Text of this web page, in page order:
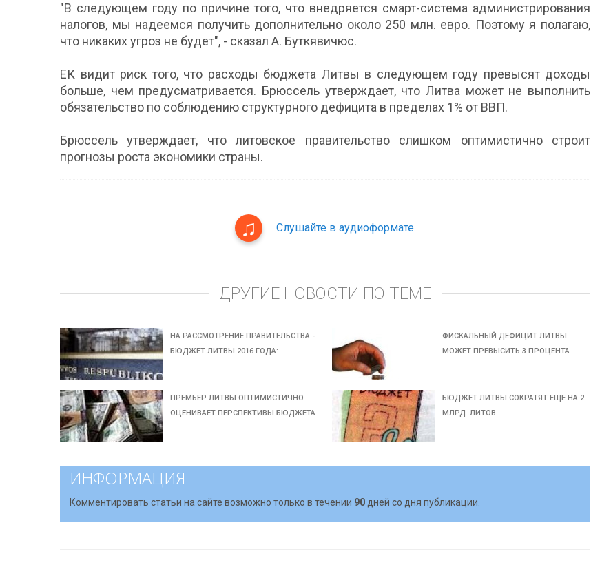
"В следующем году по причине того, что внедряется смарт-система администрирования
налогов, мы надеемся получить дополнительно около 250 млн. евро. Поэтому я полагаю,
что никаких угроз не будет", - сказал А. Буткявичюс.
ЕК видит риск того, что расходы бюджета Литвы в следующем году превысят доходы
больше, чем предусматривается. Брюссель утверждает, что Литва может не выполнить
обязательство по соблюдению структурного дефицита в пределах 1% от ВВП.
Брюссель утверждает, что литовское правительство слишком оптимистично строит
прогнозы роста экономики страны.
Слушайте в аудиоформате.
ДРУГИЕ НОВОСТИ ПО ТЕМЕ
НА РАССМОТРЕНИЕ ПРАВИТЕЛЬСТВА -
БЮДЖЕТ ЛИТВЫ 2016 ГОДА:
ФИСКАЛЬНЫЙ ДЕФИЦИТ ЛИТВЫ
МОЖЕТ ПРЕВЫСИТЬ 3 ПРОЦЕНТА
ПРЕМЬЕР ЛИТВЫ ОПТИМИСТИЧНО
ОЦЕНИВАЕТ ПЕРСПЕКТИВЫ БЮДЖЕТА
БЮДЖЕТ ЛИТВЫ СОКРАТЯТ ЕЩЕ НА 2
МЛРД. ЛИТОВ
ИНФОРМАЦИЯ
Комментировать статьи на сайте возможно только в течении 90 дней со дня публикации.